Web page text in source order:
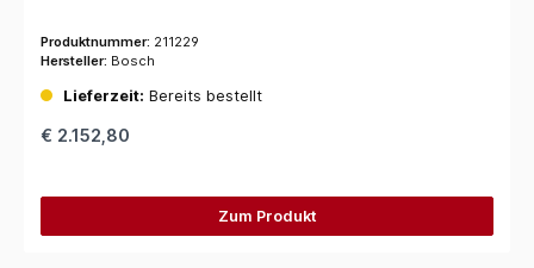
Produktnummer: 211229
Hersteller: Bosch
Lieferzeit: Bereits bestellt
€ 2.152,80
Zum Produkt